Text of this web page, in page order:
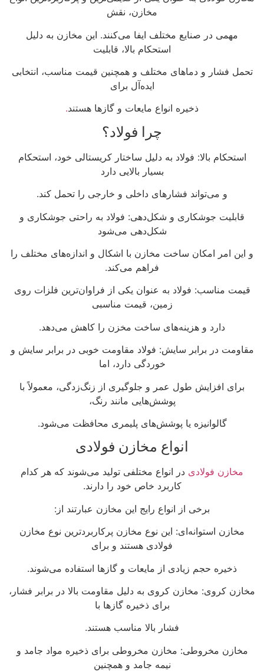
مخازن، نقش
مهمی در صنایع مختلف ایفا می‌کنند. این مخازن به دلیل
استحکام بالا، قابلیت
تحمل فشار و دماهای مختلف و همچنین قیمت مناسب، انتخابی
ایده‌آل برای
ذخیره انواع مایعات و گازها هستند.
چرا فولاد؟
استحکام بالا: فولاد به دلیل ساختار کریستالی خود، استحکام
بسیار بالایی دارد
و می‌تواند فشارهای داخلی و خارجی را تحمل کند.
قابلیت جوشکاری و شکل‌دهی: فولاد به راحتی جوشکاری و
شکل‌دهی می‌شود
و این امر امکان ساخت مخازن با اشکال و اندازه‌های مختلف را
فراهم می‌کند.
قیمت مناسب: فولاد به عنوان یکی از فراوان‌ترین فلزات روی
زمین، قیمت مناسبی
دارد و هزینه‌های ساخت مخزن را کاهش می‌دهد.
مقاومت در برابر سایش: فولاد مقاومت خوبی در برابر سایش و
خوردگی دارد، اما
برای افزایش طول عمر و جلوگیری از زنگ‌زدگی، معمولاً با
پوشش‌هایی مانند رنگ،
گالوانیزه یا پوشش‌های پلیمری محافظت می‌شود.
انواع مخازن فولادی
مخازن فولادی در انواع مختلفی تولید می‌شوند که هر کدام
کاربرد خاص خود را دارند.
برخی از انواع رایج این مخازن عبارتند از:
مخازن استوانه‌ای: این نوع مخازن پرکاربردترین نوع مخازن
فولادی هستند و برای
ذخیره حجم زیادی از مایعات و گازها استفاده می‌شوند.
مخازن کروی: مخازن کروی به دلیل مقاومت بالا در برابر فشار،
برای ذخیره گازها با
فشار بالا مناسب هستند.
مخازن مخروطی: مخازن مخروطی برای ذخیره مواد جامد و
نیمه جامد و همچنین